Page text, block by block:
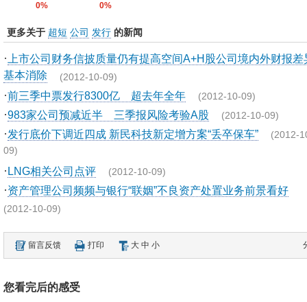
0% 0%
更多关于 超短 公司 发行 的新闻
· 上市公司财务信披质量仍有提高空间A+H股公司境内外财报差
基本消除 (2012-10-09)
·前三季中票发行8300亿 超去年全年 (2012-10-09)
·983家公司预减近半 三季报风险考验A股 (2012-10-09)
·发行底价下调近四成 新民科技新定增方案“丢卒保车” (2012-
09)
·LNG相关公司点评 (2012-10-09)
·资产管理公司频频与银行“联姻”不良资产处置业务前景看好
(2012-10-09)
留言反馈 打印 大 中 小
您看完后的感受